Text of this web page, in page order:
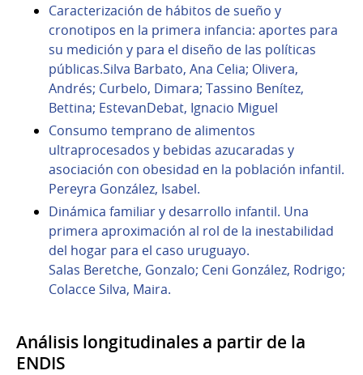
Caracterización de hábitos de sueño y
cronotipos en la primera infancia: aportes para
su medición y para el diseño de las políticas
públicas.Silva Barbato, Ana Celia; Olivera,
Andrés; Curbelo, Dimara; Tassino Benítez,
Bettina; EstevanDebat, Ignacio Miguel
Consumo temprano de alimentos
ultraprocesados y bebidas azucaradas y
asociación con obesidad en la población infantil.
Pereyra González, Isabel.
Dinámica familiar y desarrollo infantil. Una
primera aproximación al rol de la inestabilidad
del hogar para el caso uruguayo.
Salas Beretche, Gonzalo; Ceni González, Rodrigo;
Colacce Silva, Maira.
Análisis longitudinales a partir de la
ENDIS